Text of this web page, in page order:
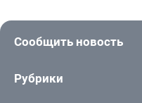
Сообщить новость
Рубрики